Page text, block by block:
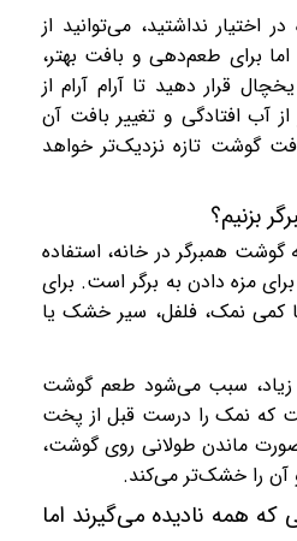
اختیار نداشتید، می‌توانید از
برای طعم‌دهی و بافت بهتر،
قرار دهید تا آرام آرام از
از آب افتادگی و تغییر بافت آن
گوشت تازه نزدیک‌تر خواهد
بزنیم؟
گوشت همبرگر در خانه، استفاده
مزه دادن به برگر است. برای
نمک، فلفل، سیر خشک یا
زیاد، سبب می‌شود طعم گوشت
که نمک را درست قبل از پخت
صورت ماندن طولانی روی گوشت،
آن را خشک‌تر می‌کند.
که همه نادیده می‌گیرند اما